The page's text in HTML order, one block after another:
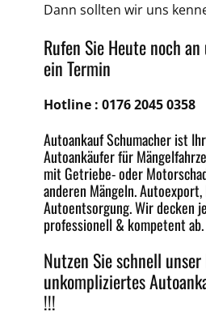
Dann sollten wir uns
Rufen Sie Heute noch
ein Termin
Hotline : 0176 2045 0358
AutoankaufSchumacher ist
Autoankäufer für
mit Getriebe-oder
anderen Mängeln.Autoexport,
Autoentsorgung. Wir decken
professionell &kompetentab.
Nutzen Sie schnell
unkompliziertes
!!!